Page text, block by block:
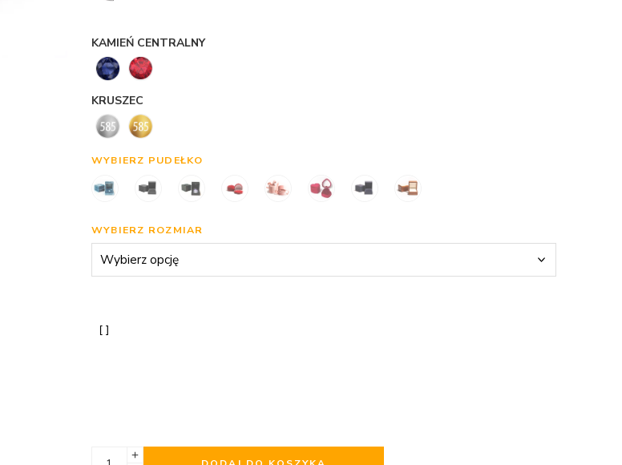
KAMIEŃ CENTRALNY
KRUSZEC
WYBIERZ PUDEŁKO
WYBIERZ ROZMIAR